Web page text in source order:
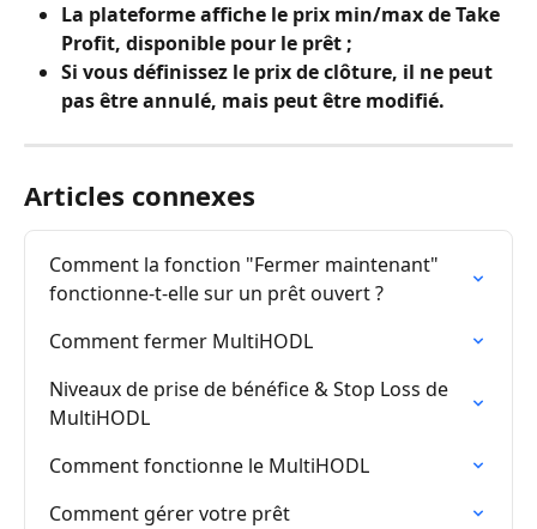
La plateforme affiche le prix min/max de Take
Profit, disponible pour le prêt ;
Si vous définissez le prix de clôture, il ne peut
pas être annulé, mais peut être modifié.
Articles connexes
Comment la fonction "Fermer maintenant"
fonctionne-t-elle sur un prêt ouvert ?
Comment fermer MultiHODL
Niveaux de prise de bénéfice & Stop Loss de
MultiHODL
Comment fonctionne le MultiHODL
Comment gérer votre prêt